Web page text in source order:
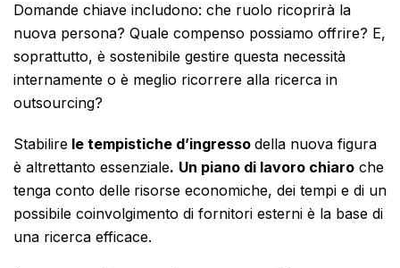
Domande chiave includono: che ruolo ricoprirà la
nuova persona? Quale compenso possiamo offrire? E,
soprattutto, è sostenibile gestire questa necessità
internamente o è meglio ricorrere alla ricerca in
outsourcing?
Stabilire le tempistiche d’ingresso della nuova figura
è altrettanto essenziale. Un piano di lavoro chiaro che
tenga conto delle risorse economiche, dei tempi e di un
possibile coinvolgimento di fornitori esterni è la base di
una ricerca efficace.